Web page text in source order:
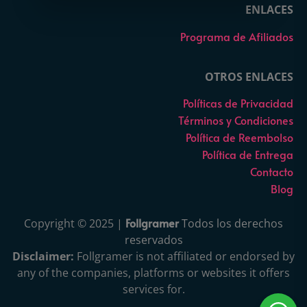
ENLACES
Programa de Afiliados
OTROS ENLACES
Políticas de Privacidad
Términos y Condiciones
Política de Reembolso
Política de Entrega
Contacto
Blog
Copyright © 2025 | FollgramerTodos los derechos
reservados
Disclaimer: Follgramer is not affiliated or endorsed by
any of the companies, platforms or websites it offers
services for.